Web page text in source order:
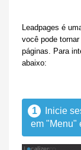
Leadpages é
você pode
páginas. Para
abaixo:
1
Inicie
em "Menu"